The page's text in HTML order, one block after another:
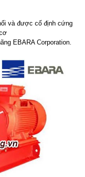
và được cố định cứng
EBARA Corporation.